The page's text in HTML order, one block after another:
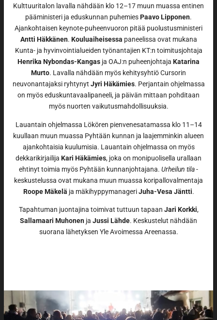
Kulttuuritalon lavalla nähdään klo 12–17 muun muassa entinen
pääministeri ja eduskunnan puhemiesPaavo Lipponen.
Ajankohtaisen keynote-puheenvuoron pitää puolustusministeri
Antti Häkkänen. Kouluaiheisessa paneelissa ovat mukana
Kunta- ja hyvinvointialueiden työnantajien KT:n toimitusjohtaja
Henrika Nybondas-Kangas ja OAJ:n puheenjohtaja Katarina
Murto. Lavalla nähdään myös kehitysyhtiö Cursorin
neuvonantajaksi ryhtynyt Jyri Häkämies. Perjantain ohjelmassa
on myös eduskuntavaalipaneeli, ja päivän mittaan pohditaan
myös nuorten vaikutusmahdollisuuksia.
Lauantain ohjelmassa Lökören pienvenesatamassa klo 11–14
kuullaan muun muassa Pyhtään kunnan ja laajemminkin alueen
ajankohtaisia kuulumisia. Lauantain ohjelmassa on myös
dekkarikirjailija Kari Häkämies, joka on monipuolisella urallaan
ehtinyt toimia myös Pyhtään kunnanjohtajana. Urheilun tila-
keskustelussa ovat mukana muun muassa koripallovalmentaja
Roope Mäkelä ja mäkihyppymanageriJuha-Vesa Jäntti.
Tapahtuman juontajina toimivat tuttuun tapaan Jari Korkki,
Sallamaari Muhonen ja Jussi Lähde. Keskustelut nähdään
suorana lähetyksen Yle Avoimessa Areenassa.